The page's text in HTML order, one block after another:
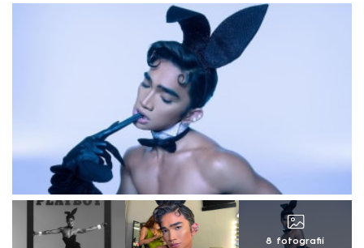
8 fotografií